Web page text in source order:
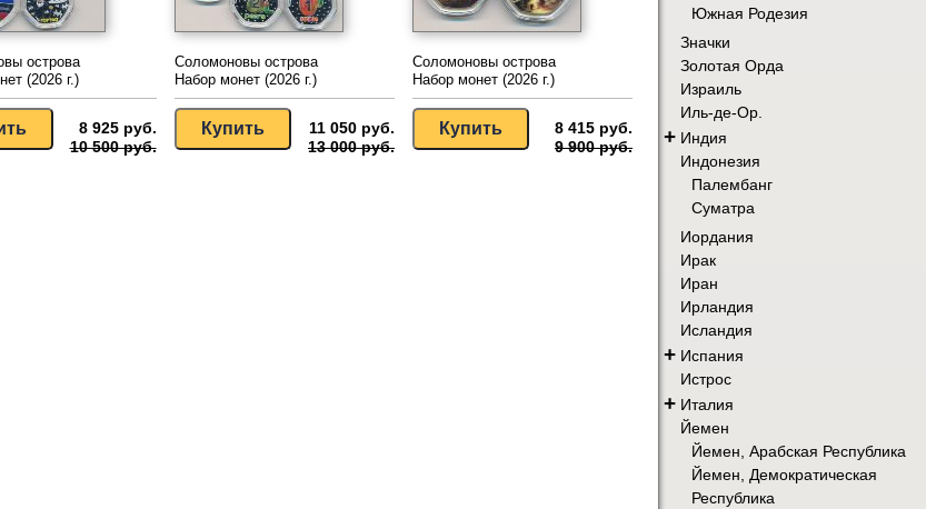
острова
(2026 г.)
8 925 руб.
10 500 руб.
Соломоновы острова
Набор монет (2026 г.)
11 050 руб.
13 000 руб.
Соломоновы острова
Набор монет (2026 г.)
8 415 руб.
9 900 руб.
Южная Родезия
Значки
Золотая Орда
Израиль
Иль-де-Ор.
+ Индия
Индонезия
Палембанг
Суматра
Иордания
Ирак
Иран
Ирландия
Исландия
+ Испания
Истрос
+ Италия
Йемен
Йемен, Арабская Республика
Йемен, Демократическая
Республика